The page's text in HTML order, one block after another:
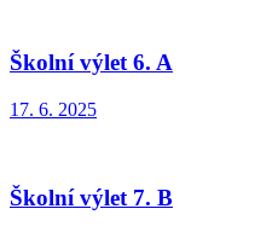
Školní výlet 6. A
17. 6. 2025
Školní výlet 7. B